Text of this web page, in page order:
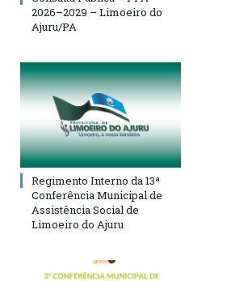
2026–2029 – Limoeiro do
Ajuru/PA
Regimento Interno da 13ª
Conferência Municipal de
Assistência Social de
Limoeiro do Ajuru